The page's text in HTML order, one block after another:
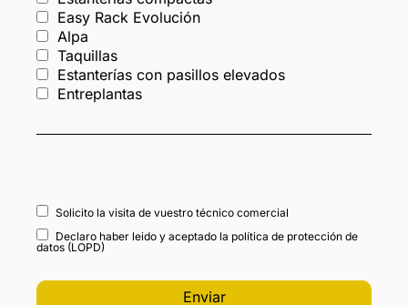
Easy Rack Evolución
Alpa
Taquillas
Estanterías con pasillos elevados
Entreplantas
Solicito la visita de vuestro técnico comercial
Declaro haber leido y aceptado la política de protección de
datos (LOPD)